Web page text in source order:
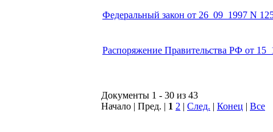
Федеральный закон от 26_09_1997 N
Распоряжение Правительства РФ от
Документы 1 - 30 из 43
Начало | Пред. | 1 2 | След. | Конец | Все